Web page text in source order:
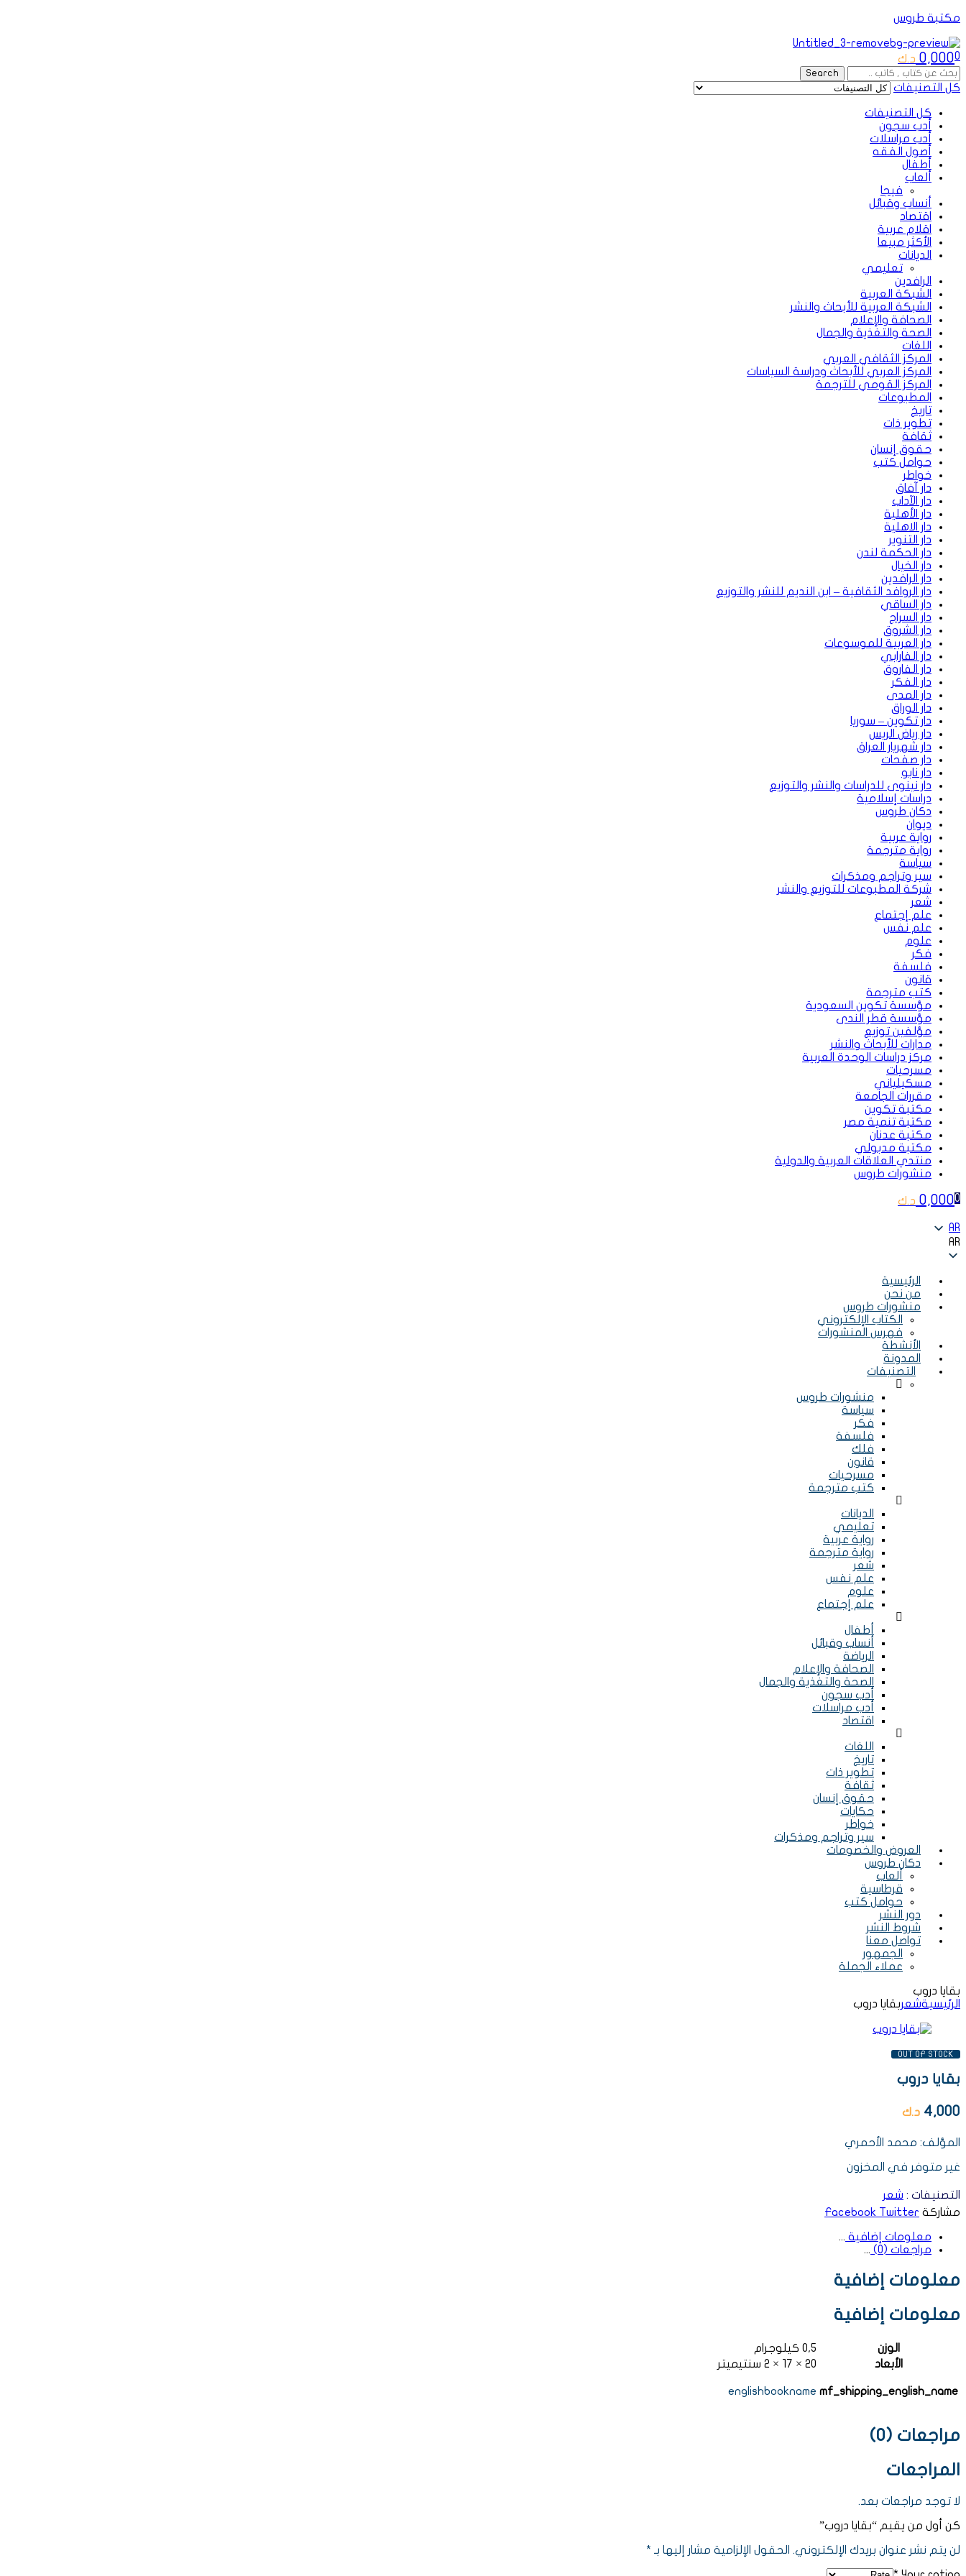
مكتبة طروس
Menu
0
0,000 د.ك
Search
for:
Search
كل التصنيفات
كل التصنيفات
أدب سجون
أدب مراسلات
أصول الفقه
أطفال
ألعاب
فيجا
أنساب وقبائل
اقتصاد
اقلام عربية
الأكثر مبيعا
الديانات
تعليمي
الرافدين
الشبكة العربية
الشبكة العربية للأبحاث والنشر
الصحافة والإعلام
الصحة والتغذية والجمال
اللغات
المركز الثقافي العربي
المركز العربي للأبحاث ودراسة السياسات
المركز القومي للترجمة
المطبوعات
تاريخ
تطوير ذات
ثقافة
حقوق إنسان
حوامل كتب
خواطر
دار آفاق
دار الآداب
دار الأهلية
دار الاهلية
دار التنوير
دار الحكمة لندن
دار الخيال
دار الرافدين
دار الروافد الثقافية – ابن النديم للنشر والتوزيع
دار الساقي
دار السراج
دار الشروق
دار العربية للموسوعات
دار الفارابي
دار الفاروق
دار الفكر
دار المدى
دار الوراق
دار تكوين – سوريا
دار رياض الريس
دار شهريار العراق
دار صفحات
دار نابو
دار نينوى للدراسات والنشر والتوزيع
دراسات إسلامية
دكان طروس
ديوان
رواية عربية
رواية مترجمة
سياسة
سير وتراجم ومذكرات
شركة المطبوعات للتوزيع والنشر
شعر
علم إجتماع
علم نفس
علوم
فكر
فلسفة
قانون
كتب مترجمة
مؤسسة تكوين السعودية
مؤسسة قطر الندى
مؤلفين توزيع
مدارات للأبحاث والنشر
مركز دراسات الوحدة العربية
مسرحيات
مسكيلياني
مقررات الجامعة
مكتبة تكوين
مكتبة تنمية مصر
مكتبة عدنان
مكتبة مدبولي
منتدي العلاقات العربية والدولية
منشورات طروس
0
0,000 د.ك
AR
AR
الرئيسية
من نحن
منشورات طروس
الكتاب الإلكتروني
فهرس المنشورات
الأنشطة
المدونة
التصنيفات
Menu
منشورات طروس
سياسة
فكر
فلسفة
فلك
قانون
مسرحيات
كتب مترجمة
Menu
الديانات
تعليمي
رواية عربية
رواية مترجمة
شعر
علم نفس
علوم
علم إجتماع
Menu
أطفال
أنساب وقبائل
الرياضة
الصحافة والإعلام
الصحة والتغذية والجمال
أدب سجون
أدب مراسلات
اقتصاد
Menu
اللغات
تاريخ
تطوير ذات
ثقافة
حقوق إنسان
حكايات
خواطر
سير وتراجم ومذكرات
العروض والخصومات
دكان طروس
ألعاب
قرطاسية
حوامل كتب
دور النشر
شروط النشر
تواصل معنا
الجمهور
عملاء الجملة
بقايا دروب
الرئيسيةشعربقايا دروب
AVAILABILITY:
OUT OF STOCK
بقايا دروب
4,000 د.ك
المؤلف: محمد الأحمري
غير متوفر في المخزون
التصنيفات : شعر
مشاركة
Facebook Twitter
معلومات إضافية
مراجعات (0)
معلومات إضافية
معلومات إضافية
الوزن
0,5 كيلوجرام
الأبعاد
20 × 17 × 2 سنتيميتر
mf_shipping_english_name
englishbookname
مراجعات (0)
المراجعات
لا توجد مراجعات بعد.
كن أول من يقيم “بقايا دروب”
لن يتم نشر عنوان بريدك الإلكتروني. الحقول الإلزامية مشار إليها بـ *